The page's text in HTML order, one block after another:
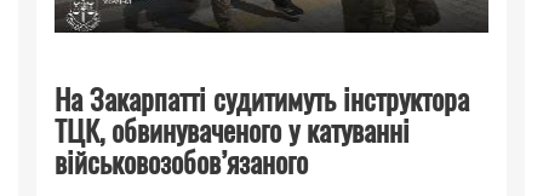
На Закарпатті судитимуть інструктора
ТЦК, обвинуваченого у катуванні
військовозобов’язаного